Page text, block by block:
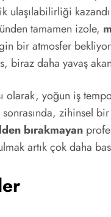
ulaşılabilirliği
tamamen izole,
bir atmosfer
daha yavaş
olarak, yoğun iş
zihinsel
bırakmayan
artık çok daha